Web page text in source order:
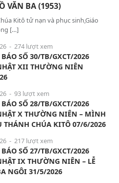
VĂN BA (1953)
Kitô tử nạn và phục sinh,Giáo
[…]
- 274 lượt xem
SỐ 30/TB/GXCT/2026
XII THƯỜNG NIÊN
- 93 lượt xem
SỐ 28/TB/GXCT/2026
X THƯỜNG NIÊN – MÌNH
THÁNH CHÚA KITÔ 07/6/2026
- 217 lượt xem
SỐ 27/TB/GXCT/2026
IX THƯỜNG NIÊN – LỄ
NGÔI 31/5/2026